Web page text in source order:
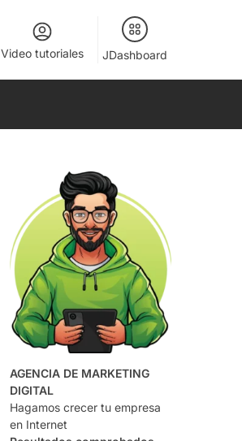
Video tutoriales JDashboard
AGENCIA DE MARKETING
DIGITAL
Hagamos crecer tu empresa
en Internet